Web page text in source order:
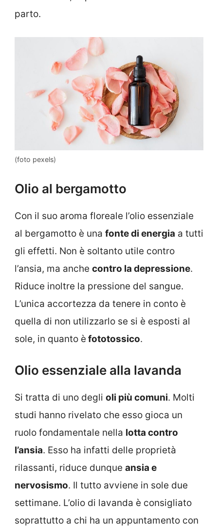
parto.
(foto pexels)
Olio al bergamotto
Con il suo aroma floreale l’olio essenziale
al bergamotto è una fonte di energia a tutti
gli effetti. Non è soltanto utile contro
l’ansia, ma anche contro la depressione.
Riduce inoltre la pressione del sangue.
L’unica accortezza da tenere in conto è
quella di non utilizzarlo se si è esposti al
sole, in quanto è fototossico.
Olio essenziale alla lavanda
Si tratta di uno degli oli più comuni. Molti
studi hanno rivelato che esso gioca un
ruolo fondamentale nella lotta contro
l’ansia. Esso ha infatti delle proprietà
rilassanti, riduce dunque ansia e
nervosismo. Il tutto avviene in sole due
settimane. L’olio di lavanda è consigliato
soprattutto a chi ha un appuntamento con